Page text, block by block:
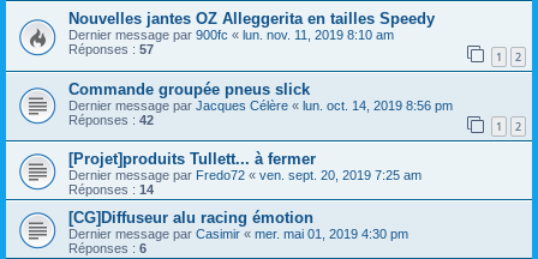
Nouvelles jantes OZ Alleggerita en tailles Speedy
Dernier message par 900fc « lun. nov. 11, 2019 8:10 am
Réponses : 57 1 2
Commande groupée pneus slick
Dernier message par Jacques Célère « lun. oct. 14, 2019 8:56 pm
Réponses : 42 1 2
[Projet]produits Tullett... à fermer
Dernier message par Fredo72 « ven. sept. 20, 2019 7:25 am
Réponses : 14
[CG]Diffuseur alu racing émotion
Dernier message par Casimir « mer. mai 01, 2019 4:30 pm
Réponses : 6